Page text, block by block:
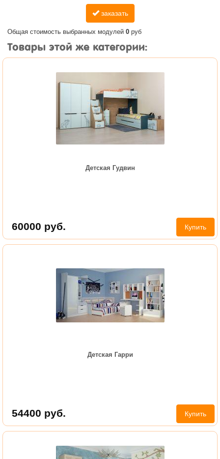
заказать
Общая стоимость выбранных модулей 0 руб
Товары этой же категории:
Детская Гудвин
60000 руб. Купить
Детская Гарри
54400 руб. Купить